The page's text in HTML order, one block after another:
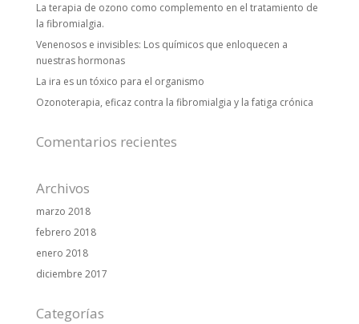
La terapia de ozono como complemento en el tratamiento de
la fibromialgia.
Venenosos e invisibles: Los químicos que enloquecen a
nuestras hormonas
La ira es un tóxico para el organismo
Ozonoterapia, eficaz contra la fibromialgia y la fatiga crónica
Comentarios recientes
Archivos
marzo 2018
febrero 2018
enero 2018
diciembre 2017
Categorías